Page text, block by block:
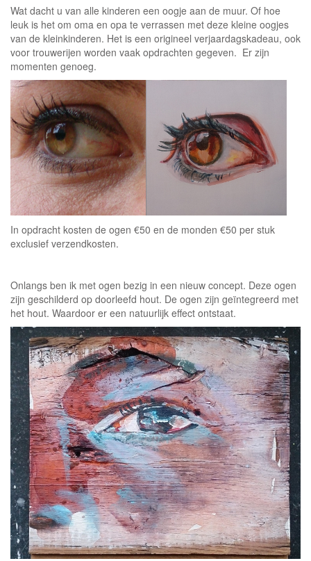
Wat dacht u van alle kinderen een oogje aan de muur. Of hoe
leuk is het om oma en opa te verrassen met deze kleine oogjes
van de kleinkinderen. Het is een origineel verjaardagskadeau, ook
voor trouwerijen worden vaak opdrachten gegeven. Er zijn
momenten genoeg.
In opdracht kosten de ogen €50 en de monden €50 per stuk
exclusief verzendkosten.
Onlangs ben ik met ogen bezig in een nieuw concept. Deze ogen
zijn geschilderd op doorleefd hout. De ogen zijn geïntegreerd met
het hout. Waardoor er een natuurlijk effect ontstaat.